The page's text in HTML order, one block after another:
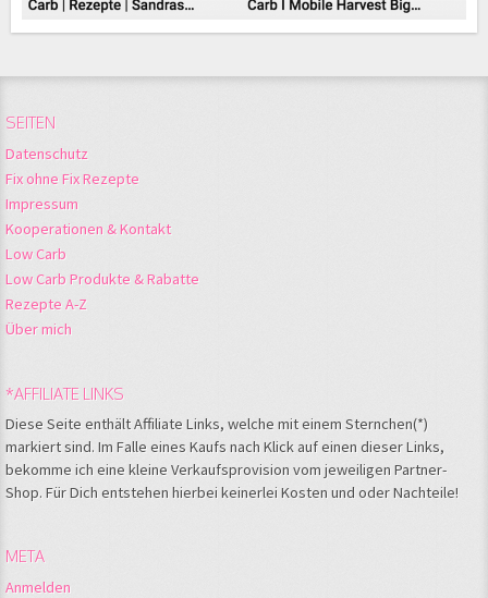
SEITEN
Datenschutz
Fix ohne Fix Rezepte
Impressum
Kooperationen & Kontakt
Low Carb
Low Carb Produkte & Rabatte
Rezepte A-Z
Über mich
*AFFILIATE LINKS
Diese Seite enthält Affiliate Links, welche mit einem Sternchen(*)
markiert sind. Im Falle eines Kaufs nach Klick auf einen dieser Links,
bekomme ich eine kleine Verkaufsprovision vom jeweiligen Partner-
Shop. Für Dich entstehen hierbei keinerlei Kosten und oder Nachteile!
META
Anmelden